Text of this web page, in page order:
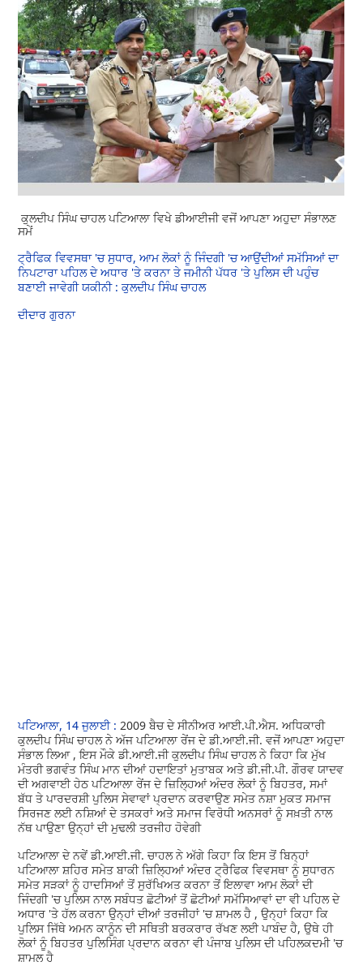
ਕੁਲਦੀਪ ਸਿੰਘ ਚਾਹਲ ਪਟਿਆਲਾ ਵਿਖੇ ਡੀਆਈਜੀ ਵਜੋਂ ਆਪਣਾ ਅਹੁਦਾ ਸੰਭਾਲਣ
ਸਮੇਂ
ਟ੍ਰੈਫਿਕ ਵਿਵਸਥਾ 'ਚ ਸੁਧਾਰ, ਆਮ ਲੋਕਾਂ ਨੂੰ ਜਿੰਦਗੀ 'ਚ ਆਉਂਦੀਆਂ ਸਮੱਸਿਆਂ ਦਾ
ਨਿਪਟਾਰਾ ਪਹਿਲ ਦੇ ਅਧਾਰ 'ਤੇ ਕਰਨਾ ਤੇ ਜਮੀਨੀ ਪੱਧਰ 'ਤੇ ਪੁਲਿਸ ਦੀ ਪਹੁੰਚ
ਬਣਾਈ ਜਾਵੇਗੀ ਯਕੀਨੀ : ਕੁਲਦੀਪ ਸਿੰਘ ਚਾਹਲ
ਦੀਦਾਰ ਗੁਰਨਾ
ਪਟਿਆਲਾ, 14 ਜੁਲਾਈ : 2009 ਬੈਚ ਦੇ ਸੀਨੀਅਰ ਆਈ.ਪੀ.ਐਸ. ਅਧਿਕਾਰੀ
ਕੁਲਦੀਪ ਸਿੰਘ ਚਾਹਲ ਨੇ ਅੱਜ ਪਟਿਆਲਾ ਰੇਂਜ ਦੇ ਡੀ.ਆਈ.ਜੀ. ਵਜੋਂ ਆਪਣਾ ਅਹੁਦਾ
ਸੰਭਾਲ ਲਿਆ , ਇਸ ਮੌਕੇ ਡੀ.ਆਈ.ਜੀ ਕੁਲਦੀਪ ਸਿੰਘ ਚਾਹਲ ਨੇ ਕਿਹਾ ਕਿ ਮੁੱਖ
ਮੰਤਰੀ ਭਗਵੰਤ ਸਿੰਘ ਮਾਨ ਦੀਆਂ ਹਦਾਇਤਾਂ ਮੁਤਾਬਕ ਅਤੇ ਡੀ.ਜੀ.ਪੀ. ਗੌਰਵ ਯਾਦਵ
ਦੀ ਅਗਵਾਈ ਹੇਠ ਪਟਿਆਲਾ ਰੇਂਜ ਦੇ ਜ਼ਿਲ੍ਹਿਆਂ ਅੰਦਰ ਲੋਕਾਂ ਨੂੰ ਬਿਹਤਰ, ਸਮਾਂ
ਬੱਧ ਤੇ ਪਾਰਦਰਸ਼ੀ ਪੁਲਿਸ ਸੇਵਾਵਾਂ ਪ੍ਰਦਾਨ ਕਰਵਾਉਣ ਸਮੇਤ ਨਸ਼ਾ ਮੁਕਤ ਸਮਾਜ
ਸਿਰਜਣ ਲਈ ਨਸ਼ਿਆਂ ਦੇ ਤਸਕਰਾਂ ਅਤੇ ਸਮਾਜ ਵਿਰੋਧੀ ਅਨਸਰਾਂ ਨੂੰ ਸਖ਼ਤੀ ਨਾਲ
ਨੱਥ ਪਾਉਣਾ ਉਨ੍ਹਾਂ ਦੀ ਮੁਢਲੀ ਤਰਜੀਹ ਹੋਵੇਗੀ
ਪਟਿਆਲਾ ਦੇ ਨਵੇਂ ਡੀ.ਆਈ.ਜੀ. ਚਾਹਲ ਨੇ ਅੱਗੇ ਕਿਹਾ ਕਿ ਇਸ ਤੋਂ ਬਿਨ੍ਹਾਂ
ਪਟਿਆਲਾ ਸ਼ਹਿਰ ਸਮੇਤ ਬਾਕੀ ਜ਼ਿਲ੍ਹਿਆਂ ਅੰਦਰ ਟ੍ਰੈਫਿਕ ਵਿਵਸਥਾ ਨੂੰ ਸੁਧਾਰਨ
ਸਮੇਤ ਸੜਕਾਂ ਨੂੰ ਹਾਦਸਿਆਂ ਤੋਂ ਸੁਰੱਖਿਅਤ ਕਰਨਾ ਤੋਂ ਇਲਾਵਾ ਆਮ ਲੋਕਾਂ ਦੀ
ਜਿੰਦਗੀ 'ਚ ਪੁਲਿਸ ਨਾਲ ਸਬੰਧਤ ਛੋਟੀਆਂ ਤੋਂ ਛੋਟੀਆਂ ਸਮੱਸਿਆਵਾਂ ਦਾ ਵੀ ਪਹਿਲ ਦੇ
ਅਧਾਰ 'ਤੇ ਹੱਲ ਕਰਨਾ ਉਨ੍ਹਾਂ ਦੀਆਂ ਤਰਜੀਹਾਂ 'ਚ ਸ਼ਾਮਲ ਹੈ , ਉਨ੍ਹਾਂ ਕਿਹਾ ਕਿ
ਪੁਲਿਸ ਜਿੱਥੇ ਅਮਨ ਕਾਨੂੰਨ ਦੀ ਸਥਿਤੀ ਬਰਕਰਾਰ ਰੱਖਣ ਲਈ ਪਾਬੰਦ ਹੈ, ਉਥੇ ਹੀ
ਲੋਕਾਂ ਨੂੰ ਬਿਹਤਰ ਪੁਲਿਸਿੰਗ ਪ੍ਰਦਾਨ ਕਰਨਾ ਵੀ ਪੰਜਾਬ ਪੁਲਿਸ ਦੀ ਪਹਿਲਕਦਮੀ 'ਚ
ਸ਼ਾਮਲ ਹੈ